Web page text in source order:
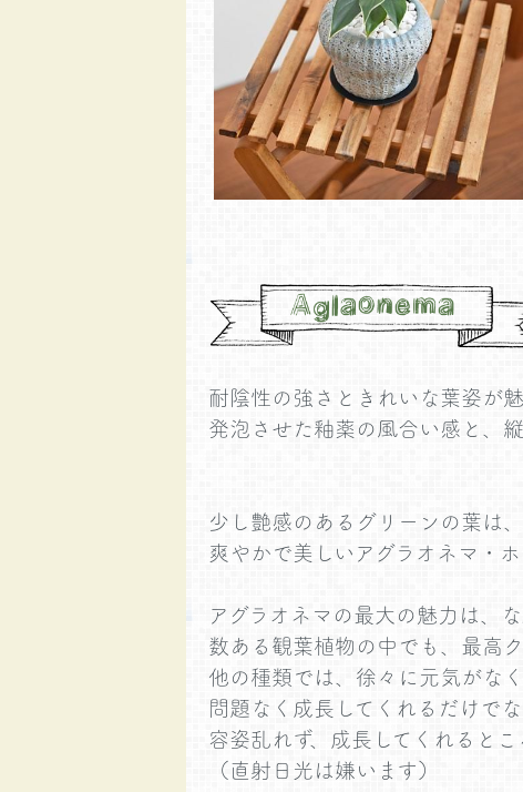
耐陰性の強さときれいな葉姿が
発泡させた釉薬の風合い感と、
少し艶感のあるグリーンの葉は
爽やかで美しいアグラオネマ・ホ
アグラオネマの最大の魅力は、
数ある観葉植物の中でも、最高
他の種類では、徐々に元気がな
問題なく成長してくれるだけで
容姿乱れず、成長してくれると
（直射日光は嫌います）